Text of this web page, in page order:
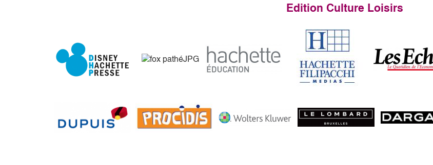
Edition Culture Loisirs